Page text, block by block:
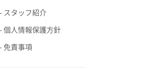
スタッフ紹介
個人情報保護方針
免責事項